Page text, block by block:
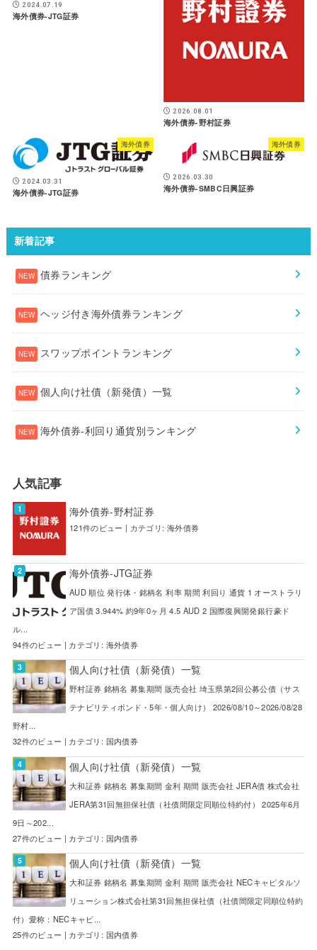
2024.07.19
海外債券-JTG証券
2026.08.01
海外債券-野村証券
海外債券
2024.03.31
海外債券-JTG証券
海外債券
2026.03.30
海外債券-SMBC日興証券
新着記事
債券ランキング
ヘッジ付き海外債券ランキング
スワップポイントランキング
個人向け社債（新発債）一覧
海外債券-利回り通貨別ランキング
人気記事
海外債券-野村証券
121件のビュー | カテゴリ: 海外債券
海外債券-JTG証券
AUD 順位 発行体・銘柄名 利率 期間 利回り 通貨 1 オーストラリ
ア国債 3.944% 約9年0ヶ月 4.5 AUD 2 国際復興開発銀行豪ド
ル...
94件のビュー | カテゴリ: 海外債券
個人向け社債（新発債）一覧
野村証券 銘柄名 募集期間 販売会社 埼玉県第2回公募公債（サス
テナビリティボンド・5年・個人向け） 2026/08/10～2026/08/28
野村...
32件のビュー | カテゴリ: 国内債券
個人向け社債（新発債）一覧
大和証券 銘柄名 募集期間 金利 期間 販売会社 JERA債 株式会社
JERA第31回無担保社債（社債間限定同順位特約付） 2025年6月
9日～202...
27件のビュー | カテゴリ: 国内債券
個人向け社債（新発債）一覧
大和証券 銘柄名 募集期間 金利 期間 販売会社 NECキャピタルソ
リューション株式会社第31回無担保社債（社債間限定同順位特約
付）愛称：NECキャピ...
25件のビュー | カテゴリ: 国内債券